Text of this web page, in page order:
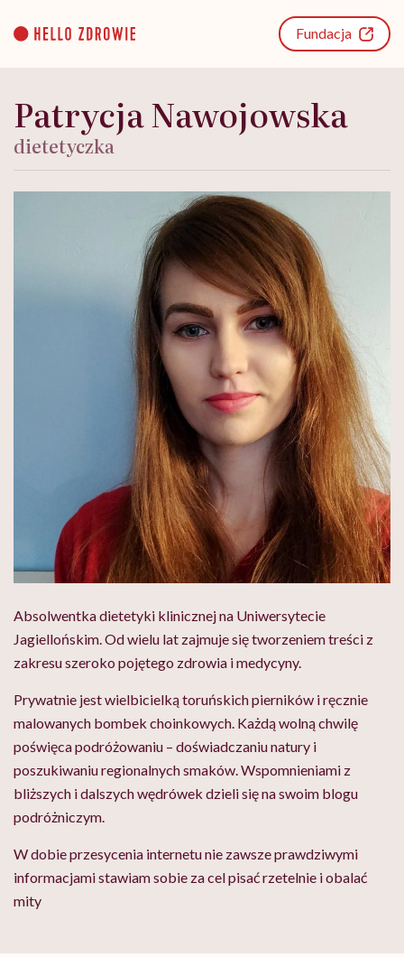
content
Fundacja
Patrycja Nawojowska
dietetyczka
Absolwentka dietetyki klinicznej na Uniwersytecie
Jagiellońskim. Od wielu lat zajmuje się tworzeniem treści z
zakresu szeroko pojętego zdrowia i medycyny.
Prywatnie jest wielbicielką toruńskich pierników i ręcznie
malowanych bombek choinkowych. Każdą wolną chwilę
poświęca podróżowaniu – doświadczaniu natury i
poszukiwaniu regionalnych smaków. Wspomnieniami z
bliższych i dalszych wędrówek dzieli się na swoim blogu
podróżniczym.
W dobie przesycenia internetu nie zawsze prawdziwymi
informacjami stawiam sobie za cel pisać rzetelnie i obalać
mity